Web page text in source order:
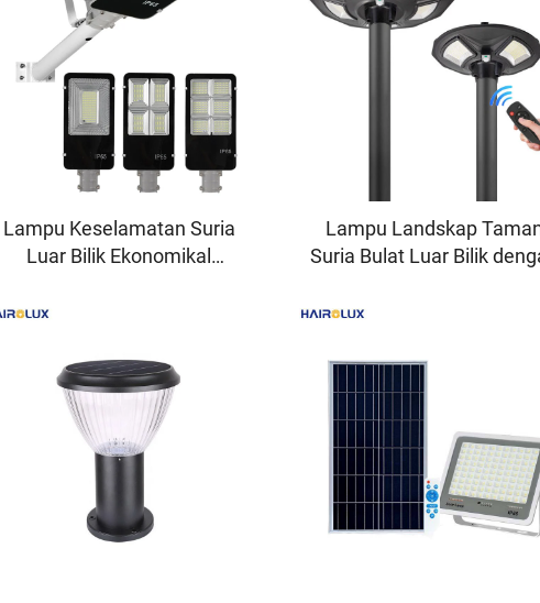
Lampu Keselamatan Suria
Luar Bilik Ekonomikal
Jalan Raya — Lampu Jalan
Lampu Landskap
Suria Bulat Luar Bilik
RoHs serta Kecerahan
Dekorasi